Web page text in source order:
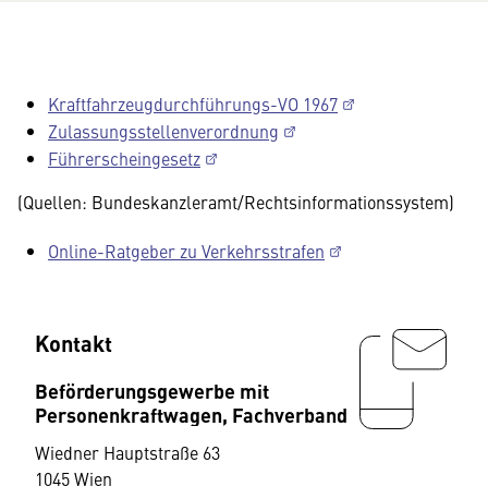
Kraftfahrzeugdurchführungs-VO 1967
Zulassungsstellenverordnung
Führerscheingesetz
(Quellen: Bundeskanzleramt/Rechtsinformationssystem)
Online-Ratgeber zu Verkehrsstrafen
Kontakt
Beförderungsgewerbe mit
Personenkraftwagen, Fachverband
Wiedner Hauptstraße 63
1045 Wien